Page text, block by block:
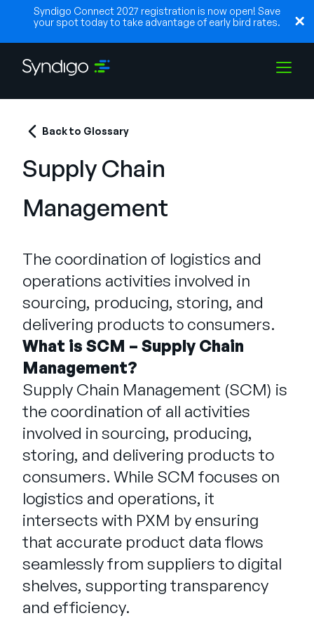
Syndigo Connect 2027 registration is now open! Save
your spot today to take advantage of early bird rates.
Industries
Partenaires
Ressources
Entreprise
Contactez notre équipe
commerciale
AIDESE CONNECTER
German
Français
Português
Back to Glossary
Supply Chain
Management
The coordination of logistics and
operations activities involved in
sourcing, producing, storing, and
delivering products to consumers.
What is SCM – Supply Chain
Management?
Supply Chain Management (SCM) is
the coordination of all activities
involved in sourcing, producing,
storing, and delivering products to
consumers. While SCM focuses on
logistics and operations, it
intersects with PXM by ensuring
that accurate product data flows
seamlessly from suppliers to digital
shelves, supporting transparency
and efficiency.